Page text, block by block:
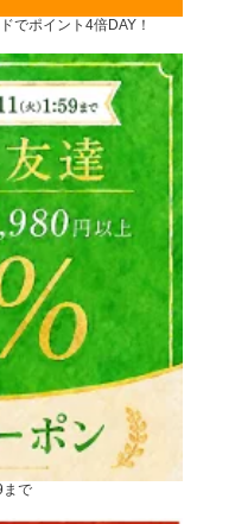
でポイント4倍DAY！
まで